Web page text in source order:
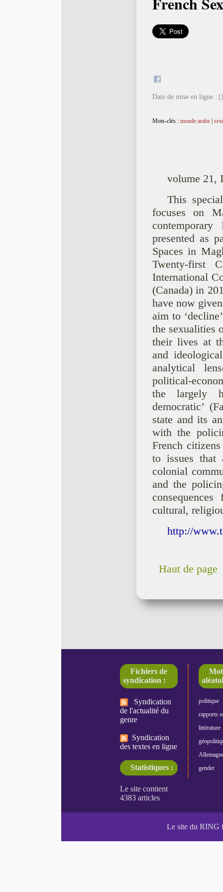
Date de mise en ligne :
Mots-clés : monde arabe|
volume 21,
This
focuses on
presented as
Spaces in
Twenty-first
International
(Canada) in
have now
aim to
the sexualities
their lives at
and
analytical
political-
the largely
democratic’
state and its
with the
French
to issues that
colonial
and the
cultural,
http://
Haut de page
Fichiers de
syndication :
Syndication
de l'actualité du
genre
Syndication
des textes en ligne
Statistiques :
politique
rapports
littérature
gender
Le site du RING